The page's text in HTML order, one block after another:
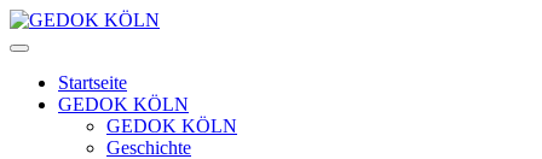
Startseite
GEDOK KÖLN
GEDOK KÖLN
Geschichte